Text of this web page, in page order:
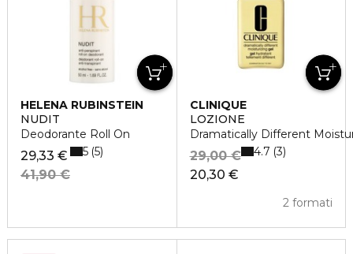
HELENA RUBINSTEIN
NUDIT
Deodorante Roll On
29,33 €
41,90 €
5 5
CLINIQUE
LOZIONE
Dramatically Different
20,30 €
29,00 €
2 formati
4.7 3